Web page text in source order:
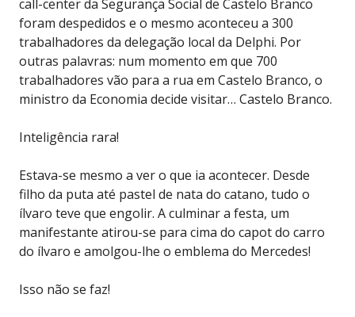
call-center da Segurança Social de Castelo Branco
foram despedidos e o mesmo aconteceu a 300
trabalhadores da delegação local da Delphi. Por
outras palavras: num momento em que 700
trabalhadores vão para a rua em Castelo Branco, o
ministro da Economia decide visitar… Castelo Branco.
Inteligência rara!
Estava-se mesmo a ver o que ia acontecer. Desde
filho da puta até pastel de nata do catano, tudo o
ílvaro teve que engolir. A culminar a festa, um
manifestante atirou-se para cima do capot do carro
do ílvaro e amolgou-lhe o emblema do Mercedes!
Isso não se faz!